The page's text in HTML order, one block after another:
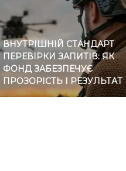
ВНУТРІШНІЙ СТАНДАРТ
ПЕРЕВІРКИ ЗАПИТІВ: ЯК
ФОНД ЗАБЕЗПЕЧУЄ
ПРОЗОРІСТЬ І РЕЗУЛЬТАТ